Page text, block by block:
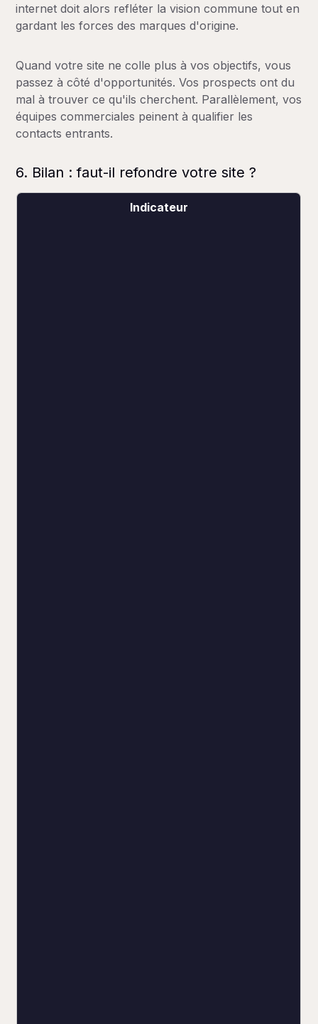
internet doit alors refléter la vision commune tout en
gardant les forces des marques d'origine.
Quand votre site ne colle plus à vos objectifs, vous
passez à côté d'opportunités. Vos prospects ont du
mal à trouver ce qu'ils cherchent. Parallèlement, vos
équipes commerciales peinent à qualifier les
contacts entrants.
6. Bilan : faut-il refondre votre site ?
Indicateur